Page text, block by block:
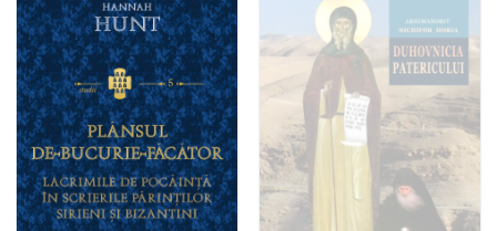
Adaugă în coș Wishlist Adaugă în coș Wishlist